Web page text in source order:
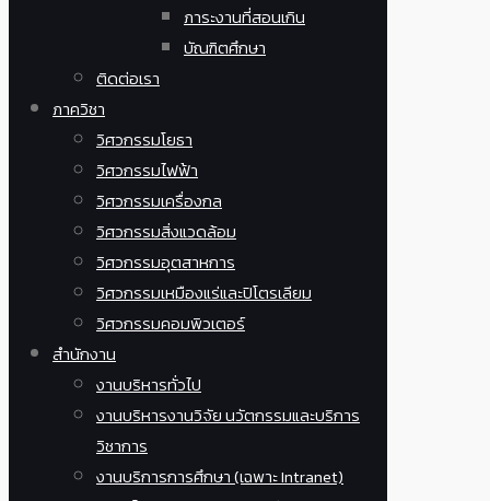
ภาระงานที่สอนเกิน
บัณฑิตศึกษา
ติดต่อเรา
ภาควิชา
วิศวกรรมโยธา
วิศวกรรมไฟฟ้า
วิศวกรรมเครื่องกล
วิศวกรรมสิ่งแวดล้อม
วิศวกรรมอุตสาหการ
วิศวกรรมเหมืองแร่และปิโตรเลียม
วิศวกรรมคอมพิวเตอร์
สำนักงาน
งานบริหารทั่วไป
งานบริหารงานวิจัย นวัตกรรมและบริการ
วิชาการ
งานบริการการศึกษา (เฉพาะ Intranet)